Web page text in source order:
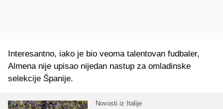
Interesantno, iako je bio veoma talentovan fudbaler,
Almena nije upisao nijedan nastup za omladinske
selekcije Španije.
Novosti iz Italije